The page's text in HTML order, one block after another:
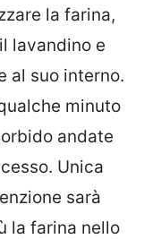
la farina,
lavandino e
al suo interno.
minuto
andate
Unica
sarà
la farina nello